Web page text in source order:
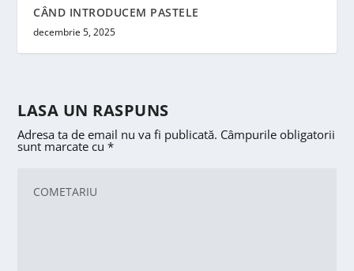
CÂND INTRODUCEM PASTELE
decembrie 5, 2025
LASA UN RASPUNS
Adresa ta de email nu va fi publicată. Câmpurile obligatorii
sunt marcate cu*